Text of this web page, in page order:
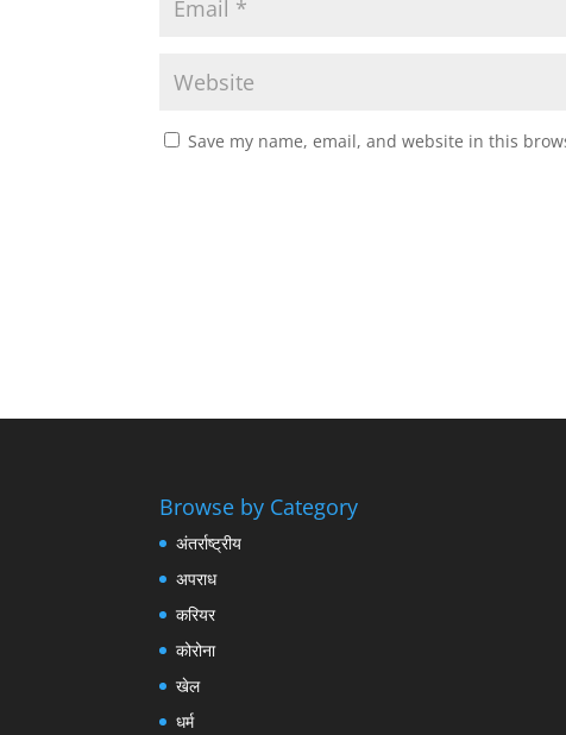
Save my name, email, and website in this
Browse by Category
अंतर्राष्ट्रीय
अपराध
करियर
कोरोना
खेल
धर्म